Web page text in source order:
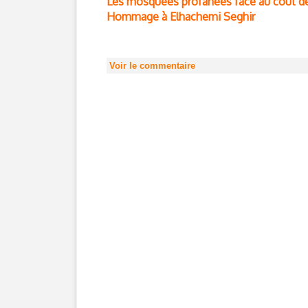
Hommage à Elhachemi Seghir
Voir le commentaire